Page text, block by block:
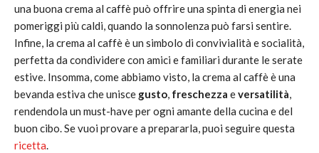
una buona crema al caffè può offrire una spinta di energia nei
pomeriggi più caldi, quando la sonnolenza può farsi sentire.
Infine, la crema al caffè è un simbolo di convivialità e socialità,
perfetta da condividere con amici e familiari durante le serate
estive. Insomma, come abbiamo visto, la crema al caffè è una
bevanda estiva che unisce gusto, freschezza eversatilità,
rendendola un must-have per ogni amante della cucina e del
buon cibo. Se vuoi provare a prepararla, puoi seguire questa
ricetta.